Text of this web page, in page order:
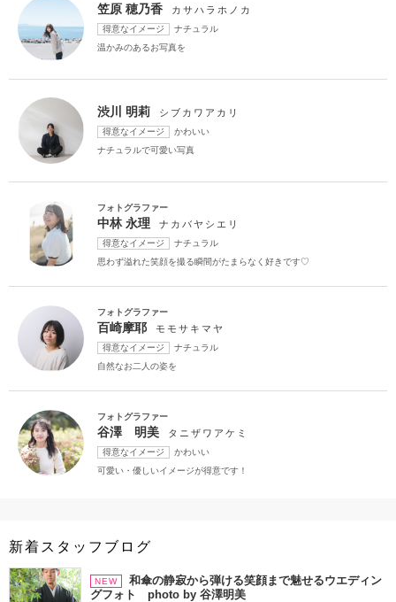
笠原 穂乃香 カサハラホノカ
得意なイメージ
ナチュラル
温かみのあるお写真を
渋川 明莉 シブカワアカリ
得意なイメージ
かわいい
ナチュラルで可愛い写真
フォトグラファー
中林 永理 ナカバヤシエリ
得意なイメージ
ナチュラル
思わず溢れた笑顔を撮る瞬間がたまらなく好きです♡
フォトグラファー
百崎摩耶 モモサキマヤ
得意なイメージ
ナチュラル
自然なお二人の姿を
フォトグラファー
谷澤 明美 タニザワアケミ
得意なイメージ
かわいい
可愛い・優しいイメージが得意です！
新着スタッフブログ
NEW
和傘の静寂から弾ける笑顔まで魅せるウエディン
グフォト photo by 谷澤明美